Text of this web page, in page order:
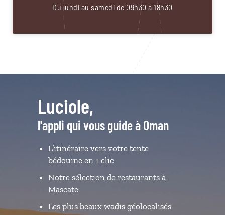
Du lundi au samedi de 09h30 à 18h30
Luciole,
l'appli qui vous guide à Oman
L’itinéraire vers votre tente
bédouine en 1 clic
Notre sélection de restaurants à
Mascate
Les plus beaux wadis géolocalisés